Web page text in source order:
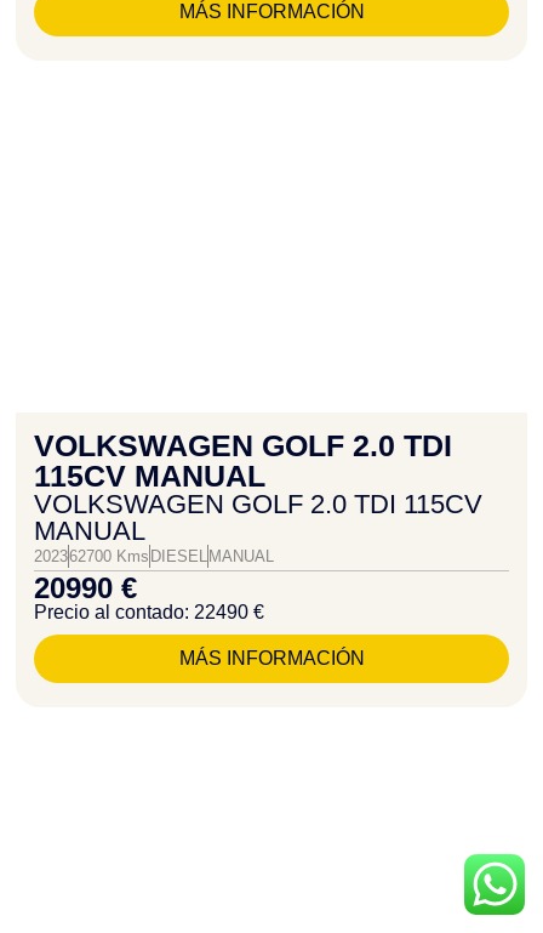
MÁS INFORMACIÓN
VOLKSWAGEN GOLF 2.0 TDI
115CV MANUAL
VOLKSWAGEN GOLF 2.0 TDI 115CV
MANUAL
202362700 Kms DIESEL MANUAL
20990 €
Precio al contado: 22490 €
MÁS INFORMACIÓN